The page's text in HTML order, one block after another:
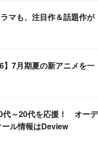
マも、注目作＆話題作が
】7月期夏の新アニメを一
代～20代を応援！ オーデ
ール情報はDeview